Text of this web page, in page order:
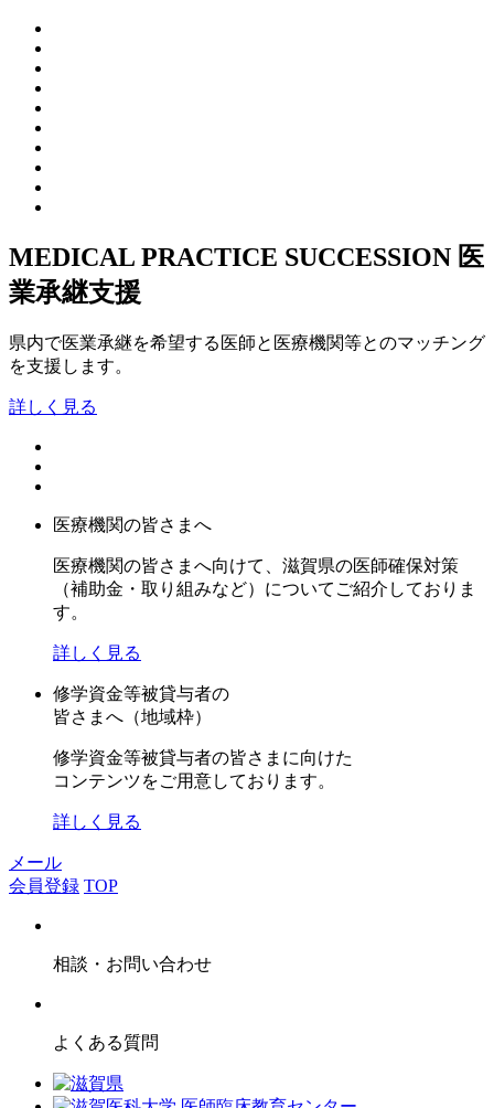
MEDICAL PRACTICE SUCCESSION 医
業承継支援
県内で医業承継を希望する医師と医療機関等とのマッチング
を支援します。
詳しく見る
医療機関の皆さまへ
医療機関の皆さまへ向けて、滋賀県の医師確保対策
（補助金・取り組みなど）についてご紹介しておりま
す。
詳しく見る
修学資金等被貸与者の
皆さまへ（地域枠）
修学資金等被貸与者の皆さまに向けた
コンテンツをご用意しております。
詳しく見る
メール
会員登録 TOP
相談・お問い合わせ
よくある質問